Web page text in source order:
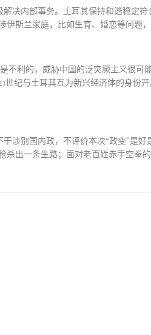
决内部事务。土耳其保持和谐稳定
斯兰家庭，比如生育、婚恋等问题
不利的，威胁中国的泛突厥主义很
世纪与土耳其互为新兴经济体的身份
涉别国内政，不评价本次“政变”是好
杀出一条生路；面对老百姓赤手空